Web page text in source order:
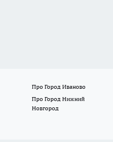
Про Город Иваново
Про Город Нижний
Новгород